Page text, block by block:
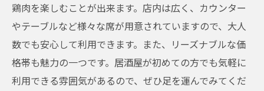
鶏肉を楽しむことが出来ます。店内は広く、カウンター
やテーブルなど様々な席が用意されていますので、大人
数でも安心して利用できます。また、リーズナブルな価
格帯も魅力の一つです。居酒屋が初めての方でも気軽に
利用できる雰囲気があるので、ぜひ足を運んでみてくだ